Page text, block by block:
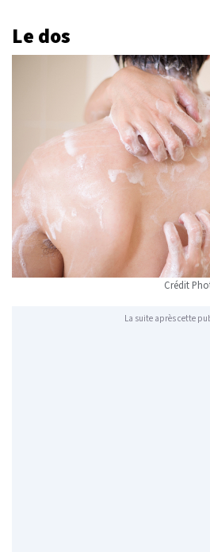
Le dos
Crédit
La suite après cette